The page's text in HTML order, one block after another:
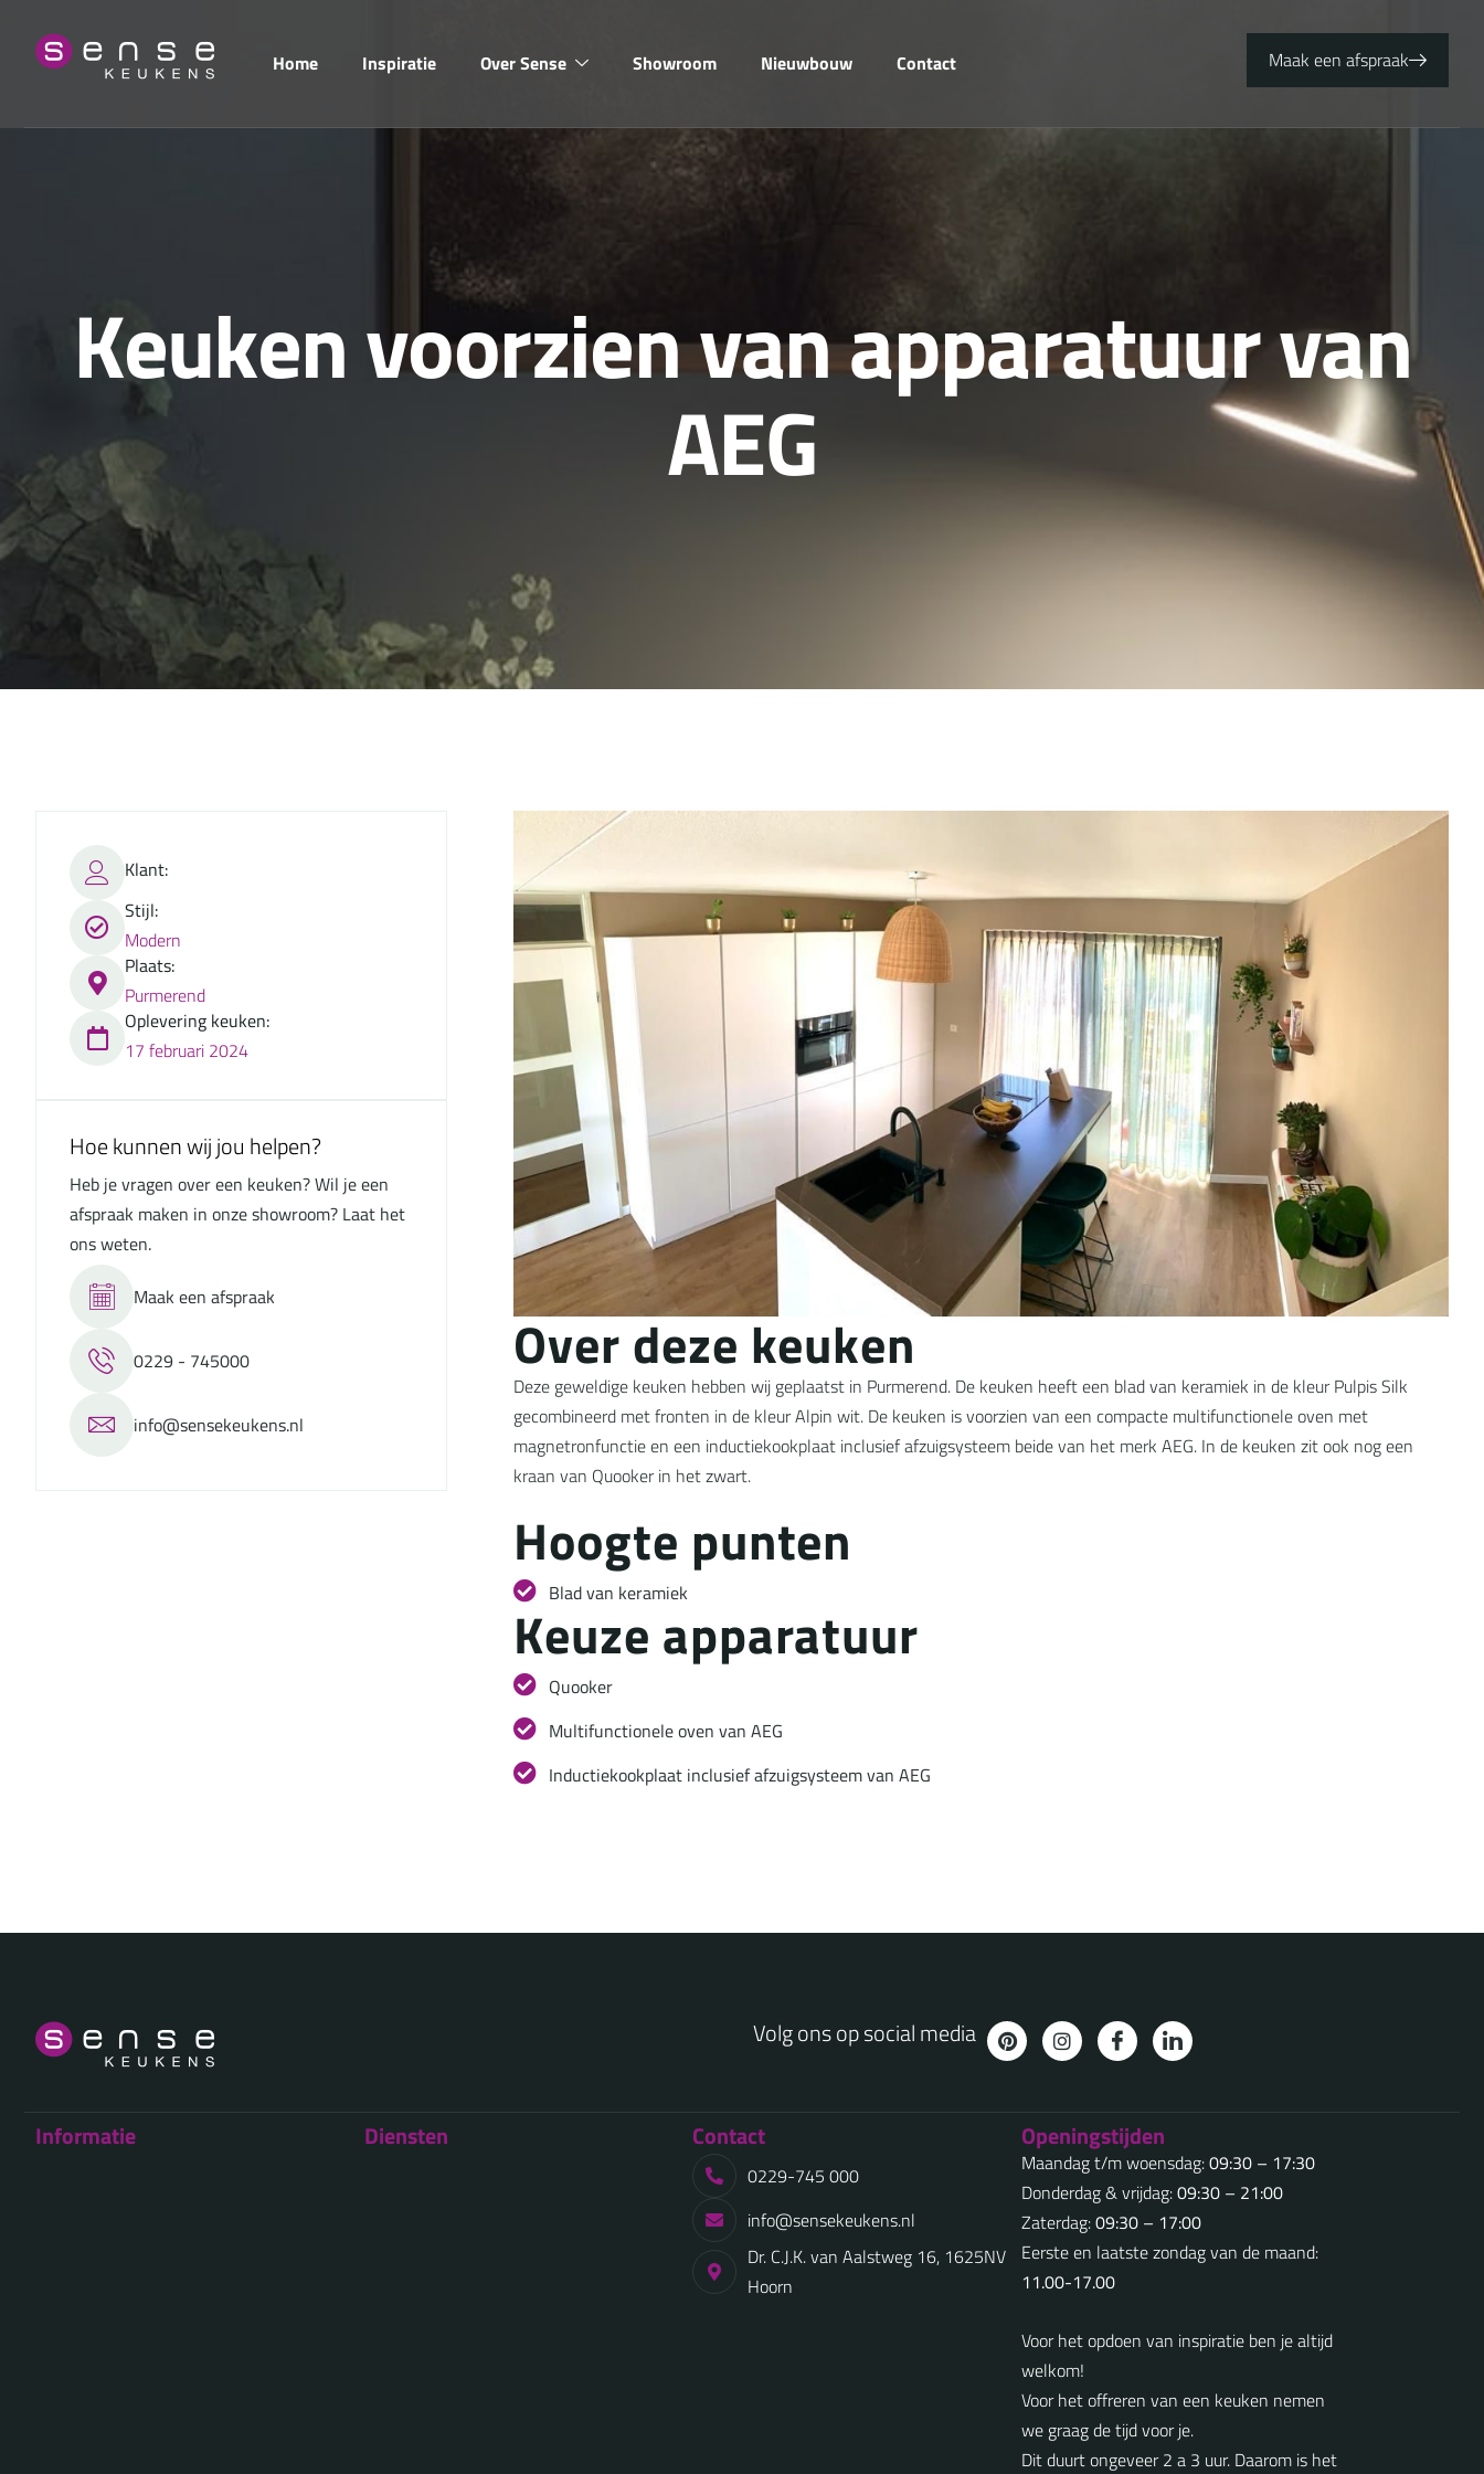
Home Inspiratie Over Sense Showroom Nieuwbouw Contact Maak een afspraak
Keukenvoorzienvanapparatuurvan
AEG
Klant:
Stijl:
Modern
Plaats:
Purmerend
Oplevering keuken:
17 februari 2024
Hoe kunnen wij jou helpen?
Heb je vragen over een keuken? Wil je een
afspraak maken in onze showroom? Laat het
ons weten.
Maak een afspraak
0229 - 745000
info@sensekeukens.nl
Overdeze keuken
Deze geweldige keuken hebben wij geplaatst in Purmerend. De keuken heeft een blad van keramiek in de kleur Pulpis Silk
gecombineerd met fronten in de kleur Alpin wit. De keuken is voorzien van een compacte multifunctionele oven met
magnetronfunctie en een inductiekookplaat inclusief afzuigsysteem beide van het merk AEG. In de keuken zit ook nog een
kraan van Quooker in het zwart.
Hoogte punten
Blad van keramiek
Keuze apparatuur
Quooker
Multifunctionele oven van AEG
Inductiekookplaat inclusief afzuigsysteem van AEG
Volg ons op social media
Informatie Diensten Contact
0229-745 000
info@sensekeukens.nl
Dr. C.J.K. van Aalstweg 16, 1625NV
Hoorn
Openingstijden
Maandag t/m woensdag:09:30 – 17:30
Donderdag & vrijdag:09:30 – 21:00
Zaterdag:09:30 – 17:00
Eerste en laatste zondag van de maand:
11.00-17.00
Voor het opdoen van inspiratie ben je altijd
welkom!
Voor het offreren van een keuken nemen
we graag de tijd voor je.
Dit duurt ongeveer 2 a 3 uur. Daarom is het